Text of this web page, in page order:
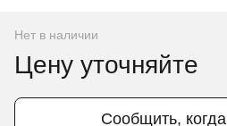
Нет в наличии
Цену уточняйте
Сообщить,